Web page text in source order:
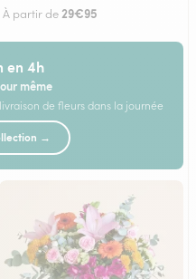
À partir de 29€95
en 4h
même
de fleurs dans la journée
→